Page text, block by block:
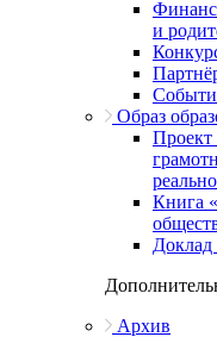
и
Образ
Проект
Книга
Доклад
Архив